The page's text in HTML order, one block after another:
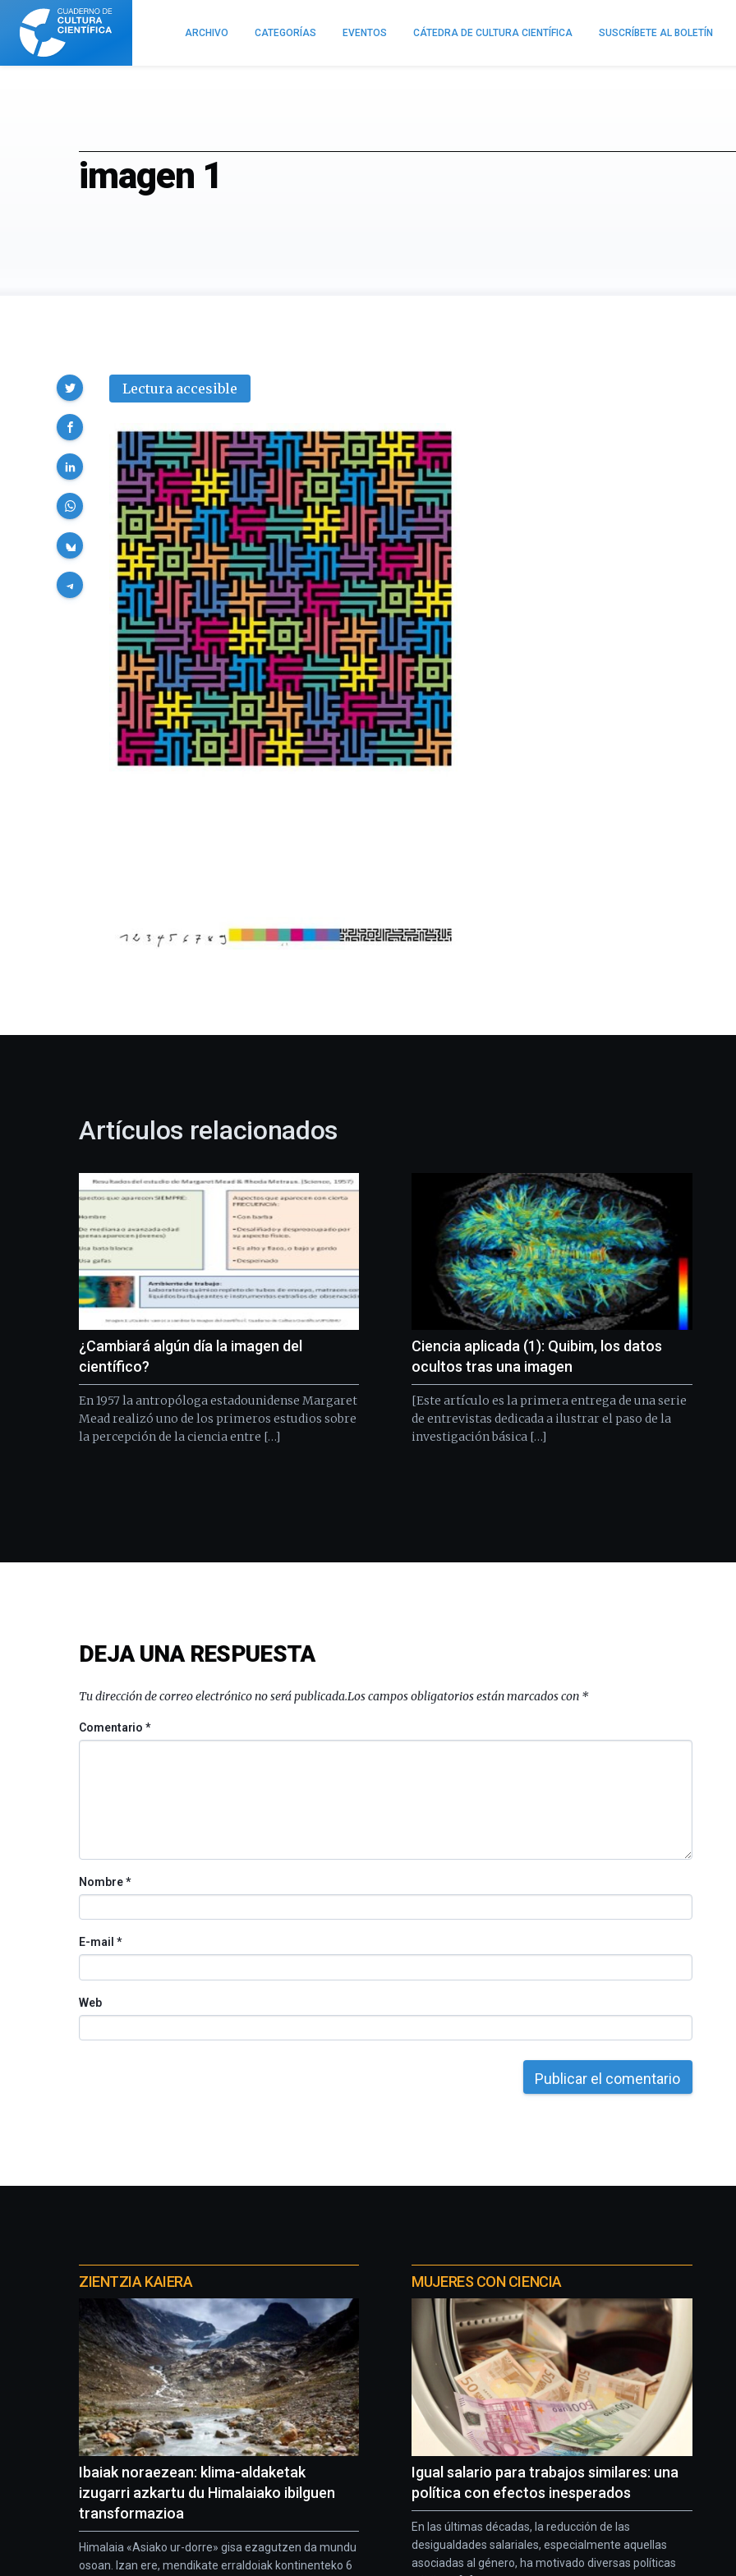
Cuaderno
Cultura
Científica
ARCHIVO CATEGORÍAS EVENTOS CÁTEDRA DE CULTURA CIENTÍFICA SUSCRÍBETE AL BOLETÍN
imagen 1
Lectura accesible
Compartir
Artículos relacionados
¿Cambiará algún día la imagen del
científico?
En 1957 la antropóloga estadounidense Margaret
Mead realizó uno de los primeros estudios sobre
la percepción de la ciencia entre […]
Ciencia aplicada (1): Quibim, los datos
ocultos tras una imagen
[Este artículo es la primera entrega de una serie
de entrevistas dedicada a ilustrar el paso de la
investigación básica […]
DEJA UNA RESPUESTA
Tu dirección de correo electrónico no será publicada.Los campos obligatorios están marcados con *
Comentario*
Nombre*
E-mail *
Web
proyectos
ZIENTZIA KAIERA
Ibaiak noraezean: klima-aldaketak
izugarri azkartu du Himalaiako ibilguen
transformazioa
Himalaia «Asiako ur-dorre» gisa ezagutzen da mundu
osoan. Izan ere, mendikate erraldoiak kontinenteko 6
MUJERES CON CIENCIA
Igual salario para trabajos similares: una
política con efectos inesperados
En las últimas décadas, la reducción de las
desigualdades salariales, especialmente aquellas
asociadas al género, ha motivado diversas políticas